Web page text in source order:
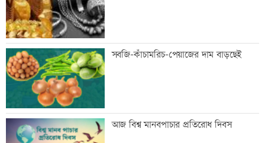
সাবেক এমপি আখতারুজ্জামান গ্রেফতার
ফ্যাসিবাদের পুনরুত্থান রোধে জাতীয় ঐক্য দৃঢ়
করতে হবে: মাহদী আমিন
সবজি-কাঁচামরিচ-পেয়াজের দাম বাড়ছেই
আজ বিশ্ব মানবপাচার প্রতিরোধ দিবস